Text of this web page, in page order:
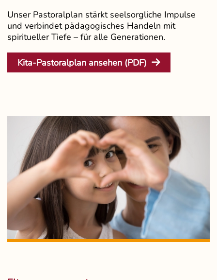
Unser Pastoralplan stärkt seelsorgliche Impulse
und verbindet pädagogisches Handeln mit
spiritueller Tiefe – für alle Generationen.
Kita-Pastoralplan ansehen (PDF)